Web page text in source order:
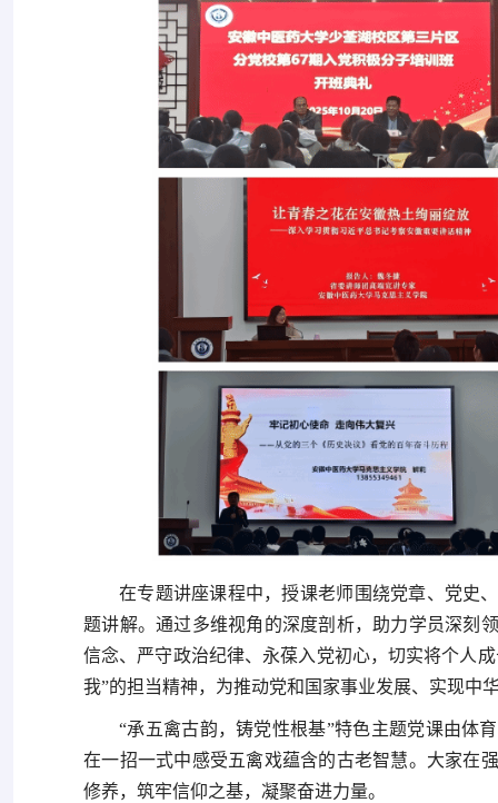
在专题讲座课程中，授课老师围绕党章、党史
题讲解。通过多维视角的深度剖析，助力学员深刻
信念、严守政治纪律、永葆入党初心，切实将个人
我”的担当精神，为推动党和国家事业发展、实现中
“承五禽古韵，铸党性根基”特色主题党课由体
在一招一式中感受五禽戏蕴含的古老智慧。大家在
修养，筑牢信仰之基，凝聚奋进力量。